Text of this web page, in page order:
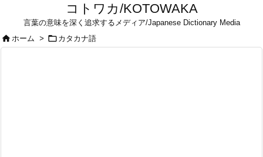
コトワカ/KOTOWAKA
言葉の意味を深く追求するメディア/Japanese Dictionary Media
ホーム >  カタカナ語